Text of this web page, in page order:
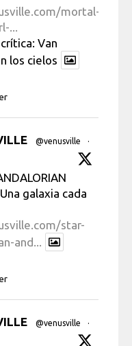
mortal-
...
Van
los cielos
@venusville
·
galaxia cada
star-
and...
@venusville
·